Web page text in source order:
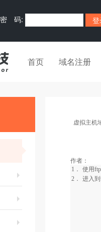
密 码:
首页 域名注册
虚拟主机
作者：
1． 使用ftp
2．
进入到